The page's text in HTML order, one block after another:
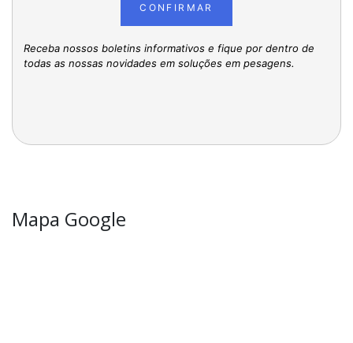
CONFIRMAR
Receba nossos boletins informativos e fique por dentro de
todas as nossas novidades em soluções em pesagens.
Mapa Google